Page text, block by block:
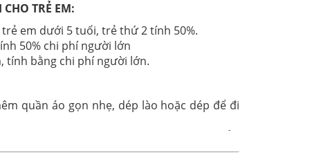
TRẺ EM:
em dưới 5 tuổi, trẻ thứ 2 tính 50%.
50% chi phí người lớn
tính bằng chi phí người lớn.
quần áo gọn nhẹ, dép lào hoặc dép để đi
tin theo yêu cầu đề công ty đăng ký bảo